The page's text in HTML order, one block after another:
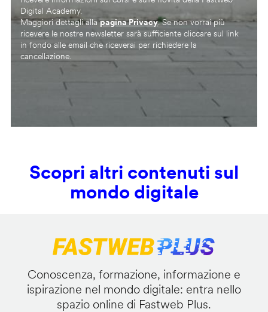
Digital Academy.
Maggiori dettagli allapagina Privacy. Se non vorrai più
ricevere le nostre newsletter sarà sufficiente cliccare sul link
in fondo alle email che riceverai per richiedere la
cancellazione.
Scopri altri contenuti sul
mondo digitale
Conoscenza, formazione, informazione e
ispirazione nel mondo digitale: entra nello
spazio online di Fastweb Plus.